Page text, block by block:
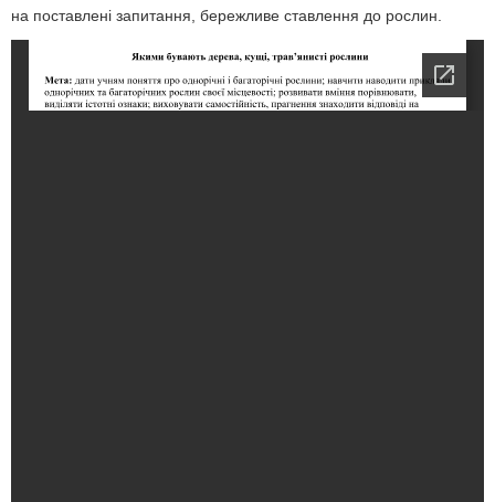
на поставлені запитання, бережливе ставлення до рослин.